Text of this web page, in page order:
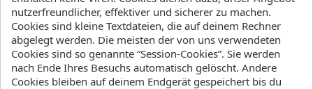
Technische Daten
Bauart Single Skin
nutzerfreundlicher, effektiver und sicherer zu machen.
Cookies sind kleine Textdateien, die auf deinem Rechner
abgelegt werden. Die meisten der von uns verwendeten
Cookies sind so genannte “Session-Cookies”. Sie werden
nach Ende Ihres Besuchs automatisch gelöscht. Andere
Cookies bleiben auf deinem Endgerät gespeichert bis du